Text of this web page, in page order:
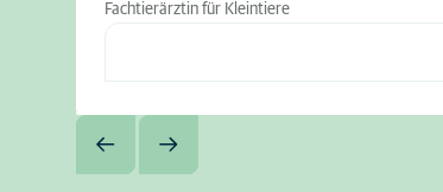
Fachtierärztin für Kleintiere